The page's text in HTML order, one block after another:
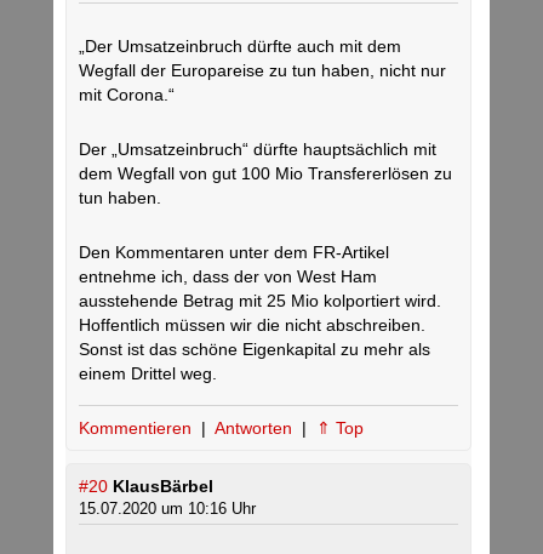
„Der Umsatzeinbruch dürfte auch mit dem
Wegfall der Europareise zu tun haben, nicht nur
mit Corona.“
Der „Umsatzeinbruch“ dürfte hauptsächlich mit
dem Wegfall von gut 100 Mio Transfererlösen zu
tun haben.
Den Kommentaren unter dem FR-Artikel
entnehme ich, dass der von West Ham
ausstehende Betrag mit 25 Mio kolportiert wird.
Hoffentlich müssen wir die nicht abschreiben.
Sonst ist das schöne Eigenkapital zu mehr als
einem Drittel weg.
Kommentieren | Antworten | ⇑ Top
#20 KlausBärbel
15.07.2020 um 10:16 Uhr